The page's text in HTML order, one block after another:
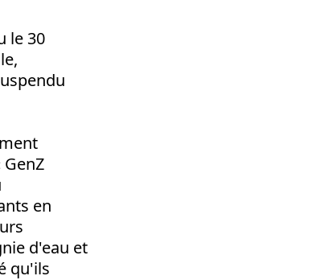
le 30
en
d'eau et
qu'ils